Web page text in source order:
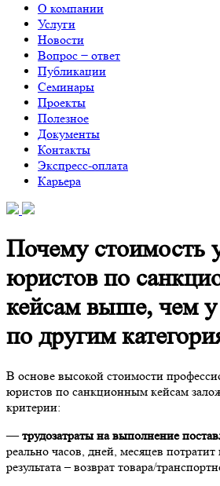
О компании
Услуги
Новости
Вопрос − ответ
Публикации
Семинары
Проекты
Полезное
Документы
Контакты
Экспресс-оплата
Карьера
Почему стоимость
юристов по
кейсам выше, чем
по другим
В основе высокой стоимости
юристов по санкционным кейсам
критерии:
—трудозатраты на выполнение
реально часов, дней, месяцев
результата – возврат товара/